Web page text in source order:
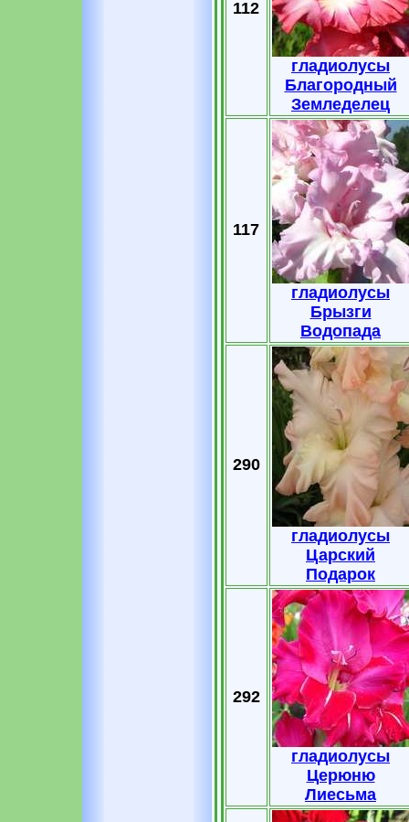
112
гладиолусы
Благородный
Земледелец
117
гладиолусы
Брызги
Водопада
290
гладиолусы
Царский
Подарок
292
гладиолусы
Церюню
Лиесьма